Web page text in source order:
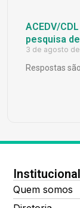
ACEDV/
pesquisa
3 de agosto
Respostas
Institucional
Quem somos